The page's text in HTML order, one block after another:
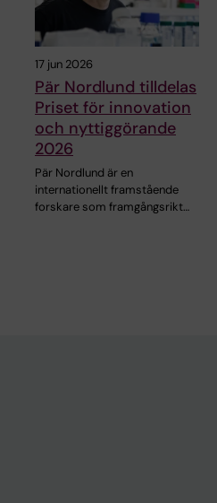
17 jun 2026
Pär Nordlund tilldelas
Priset för innovation
och nyttiggörande
2026
Pär Nordlund är en
internationellt framstående
forskare som framgångsrikt…